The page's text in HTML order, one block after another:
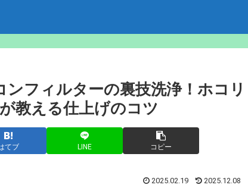
ンフィルターの裏技洗浄！ホコリ
教える仕上げのコツ
てブ LINE コピー
2025.02.19 2025.12.08